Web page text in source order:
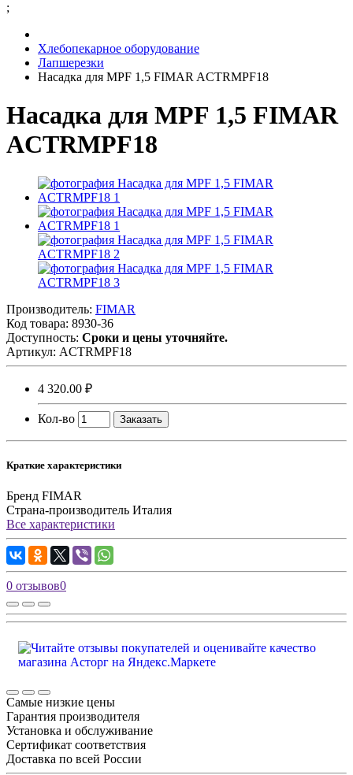
;
Хлебопекарное оборудование
Лапшерезки
Насадка для MPF 1,5 FIMAR ACTRMPF18
Насадка для MPF 1,5 FIMAR
ACTRMPF18
Производитель: FIMAR
Код товара: 8930-36
Доступность: Сроки и цены уточняйте.
Артикул: ACTRMPF18
4 320.00 ₽
Кол-во Заказать
Краткие характеристики
Бренд FIMAR
Страна-производитель Италия
Все характеристики
0 отзывов0
Самые низкие цены
Гарантия производителя
Установка и обслуживание
Сертификат соответствия
Доставка по всей России